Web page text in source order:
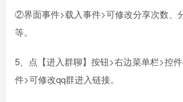
②界面事件>载入事件>可修改分享次数、
等。
5、点【进入群聊】按钮>右边菜单栏>控
件>可修改qq群进入链接。